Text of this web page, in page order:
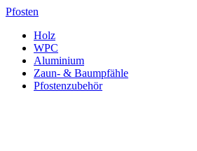
Pfosten
Holz
WPC
Aluminium
Zaun- & Baumpfähle
Pfostenzubehör